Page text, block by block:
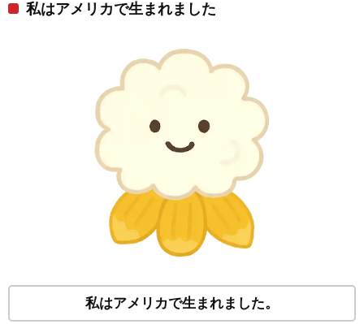
私はアメリカで生まれました
私はアメリカで生まれました。